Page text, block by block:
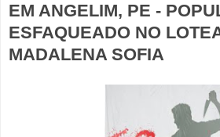
EM ANGELIM, PE -
ESFAQUEADO NO
MADALENA SOFIA